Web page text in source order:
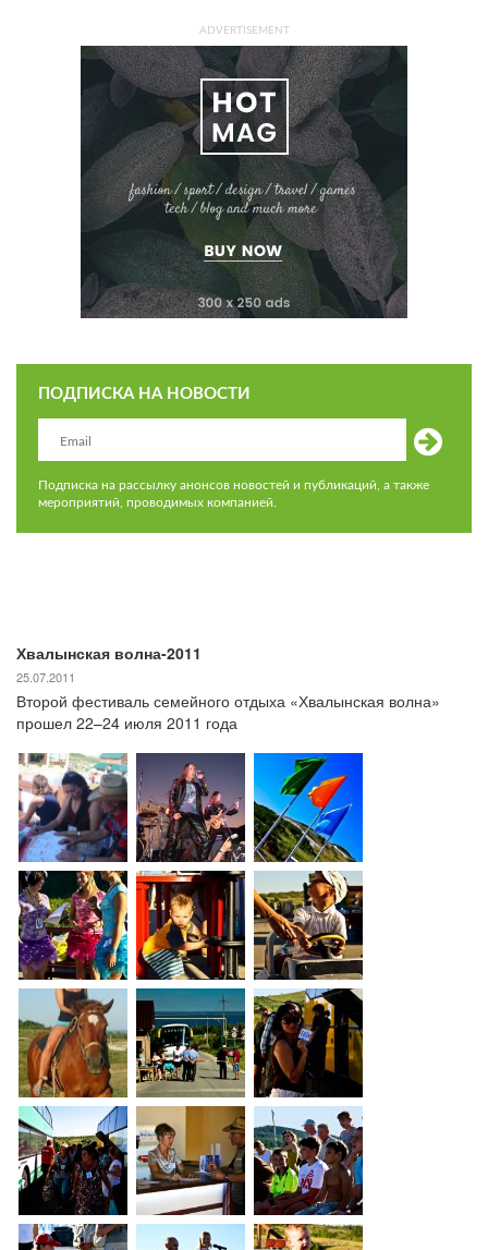
ADVERTISEMENT
ПОДПИСКА НА НОВОСТИ
Подписка на рассылку анонсов новостей и публикаций, а также
мероприятий, проводимых компанией.
Хвалынская волна-2011
25.07.2011
Второй фестиваль семейного отдыха «Хвалынская волна»
прошел 22–24 июля 2011 года